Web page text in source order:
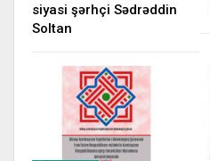
siyasi şərhçi Sədrəddin
Soltan